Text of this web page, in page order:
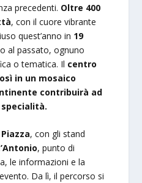
precedenti. Oltre 400
, con il cuore vibrante
quest’anno in 19
al passato, ognuno
o tematica. Il centro
in un mosaico
contribuirà ad
, con gli stand
, punto di
le informazioni e la
Da lì, il percorso si